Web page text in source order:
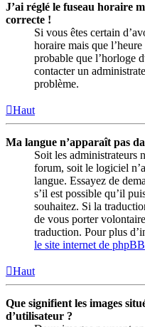
J’ai réglé le fuseau horaire
correcte !
Si vous êtes certain
horaire mais que
probable que l’horloge
contacter un
problème.
Haut
Ma langue n’apparaît pas
Soit les administrateurs
forum, soit le logiciel
langue. Essayez de
s’il est possible qu’il
souhaitez. Si la
de vous porter
traduction. Pour plus
le site internet de phpBB
Haut
Que signifient les images
d’utilisateur ?